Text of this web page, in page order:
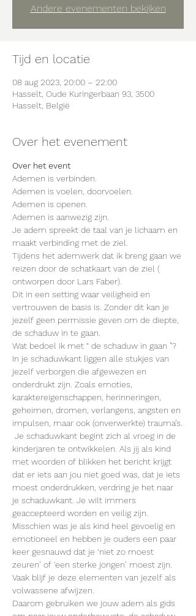
Andere evenementen bekijken
Tijd en locatie
08 aug 2023, 20:00 – 22:00
Hasselt, Oude Kuringerbaan 93, 3500
Hasselt, België
Over het evenement
Over het event
Ademen is verbinden.
Ademen is voelen, doorvoelen.
Ademen is openen.
Ademen is aanwezig zijn.
Je adem spreekt de taal van je lichaam en
maakt verbinding met de ziel.
Tijdens het ademwerk dat ik breng gaan we
reizen door de schatkaart van de ziel (
ontworpen door Lars Faber).
Dit in een setting waar veiligheid en
vertrouwen de basis is. Zonder dit kan je
jezelf geen permissie geven om de diepte,
de schaduw in te gaan.
Wat bedoel ik met “ de schaduw in gaan ”?
In je schaduwkant liggen alle stukjes van
jezelf verborgen die afgewezen en
onderdrukt zijn. Zoals emoties,
karaktereigenschappen, herinneringen,
geheimen, dromen, verlangens, angsten en
impulsen, maar ook (onverwerkte) trauma’s.
Je schaduwkant begint zich al vroeg in de
kinderjaren te ontwikkelen. Als jij als kind
met woorden of blikken het bericht krijgt
dat er iets aan jou niet goed was, dat je iets
moest onderdrukken, verdring je het naar
je schaduwkant. Je wilt immers
geaccepteerd worden en veilig zijn.
Misschien was je als kind heel gevoelig en
emotioneel en hebben je ouders een paar
keer gesnauwd dat je ‘niet zo moest
zeuren’ of ‘een sterke jongen’ moest zijn.
Vaak blijf je deze elementen van jezelf als
volwassene afwijzen.
Daarom gebruiken we jouw adem als gids